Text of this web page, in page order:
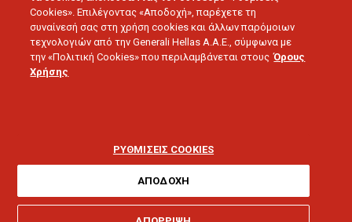
ΔΕΛΤΙΑ ΤΥΠΟΥ
Πωλήσεων της Generali
Cookies». Επιλέγοντας «Αποδοχή», παρέχετε τη
συναίνεσή σας στη χρήση cookies και άλλων παρόμοιων
τεχνολογιών από την Generali Hellas A.A.E., σύμφωνα με
την «Πολιτική Cookies» που περιλαμβάνεται στους Όρους
Χρήσης
ΡΥΘΜΙΣΕΙΣ COOKIES
ΑΠΟΔΟΧΗ